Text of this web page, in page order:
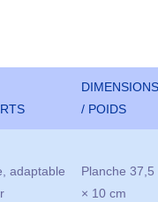
DIMENSIONS
/ POIDS
adaptable
Planche 37,5
× 10 cm